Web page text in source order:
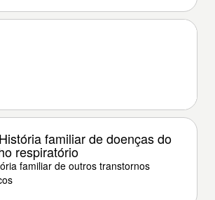
familiar de doenças do
respiratório
familiar de outros transtornos